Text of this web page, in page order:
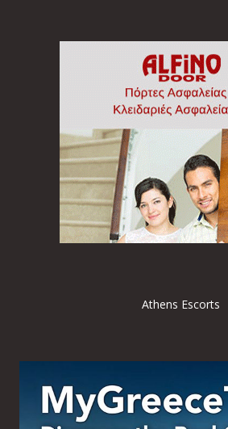
Athens Escorts